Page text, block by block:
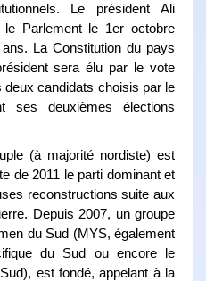
Le président Ali
Parlement le 1er octobre
La Constitution du pays
sera élu par le vote
deux candidats choisis par le
ses deuxièmes élections
(à majorité nordiste) est
de 2011 le parti dominant et
reconstructions suite aux
Depuis 2007, un groupe
du Sud (MYS, également
du Sud ou encore le
est fondé, appelant à la